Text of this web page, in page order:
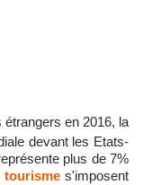
en 2016, la
devant les Etats-
plus de 7%
tourismes'imposent